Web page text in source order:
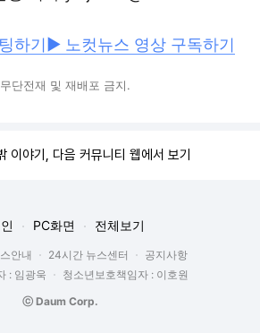
하기 ▶ 노컷뉴스 영상 구독하기
단전재 및 재배포 금지.
이야기, 다음 커뮤니티 웹에서 보기
PC화면 전체보기
안내 24시간 뉴스센터
공지사항
: 임광욱
청소년보호책임자 : 이호원
ⓒ Daum Corp.